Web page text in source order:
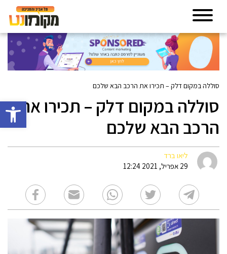
פתח
סוללה במקום דלק – תכירו את הרכב הבא שלכם
סוללה במקום דלק – תכירו את
הרכב הבא שלכם
ליאו ברד
29 אפריל, 2021 12:24